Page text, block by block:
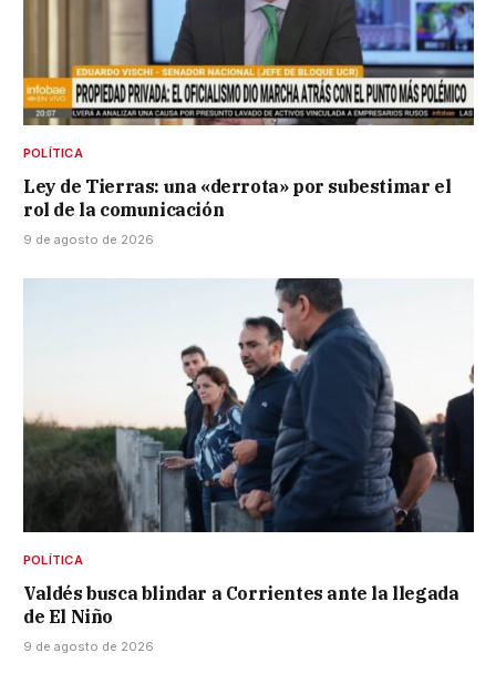
POLÍTICA
Ley de Tierras: una «derrota» por subestimar el
rol de la comunicación
9 de agosto de 2026
POLÍTICA
Valdés busca blindar a Corrientes ante la llegada
de El Niño
9 de agosto de 2026